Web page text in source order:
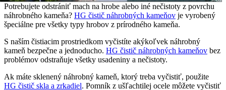
Potrebujete odstrániť mach na hrobe alebo iné nečistoty z povrchu
náhrobného kameňa? HG čistič náhrobných kameňov je vyrobený
špeciálne pre všetky typy hrobov z prírodného kameňa.
S naším čistiacim prostriedkom vyčistíte akýkoľvek náhrobný
kameň bezpečne a jednoducho. HG čistič náhrobných kameňov bez
problémov odstraňuje všetky usadeniny a nečistoty.
Ak máte sklenený náhrobný kameň, ktorý treba vyčistiť, použite
HG čistič skla a zrkadiel. Pomník z ušľachtilej ocele môžete vyčistiť